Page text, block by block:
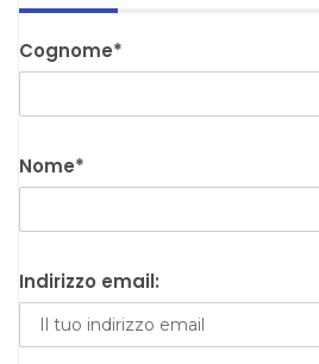
Cognome*
Nome*
Indirizzo email: